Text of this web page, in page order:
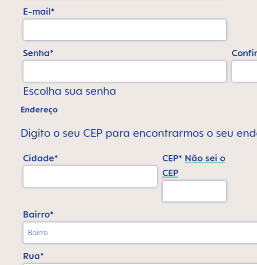
E-mail*
Senha*
Escolha sua senha
Endereço
Digito o seu CEP para encontrarmos o seu
Cidade* CEP* Não sei o
CEP
Bairro*
Rua*